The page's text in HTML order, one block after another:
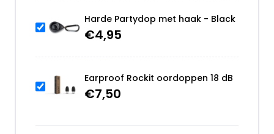
Harde Partydop met haak - Black
€4,95
Earproof Rockit oordoppen 18 dB
€7,50